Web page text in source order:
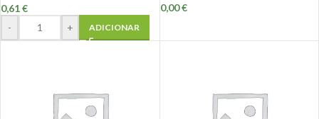
0,61€
-
+ ADICIONAR
0,00€